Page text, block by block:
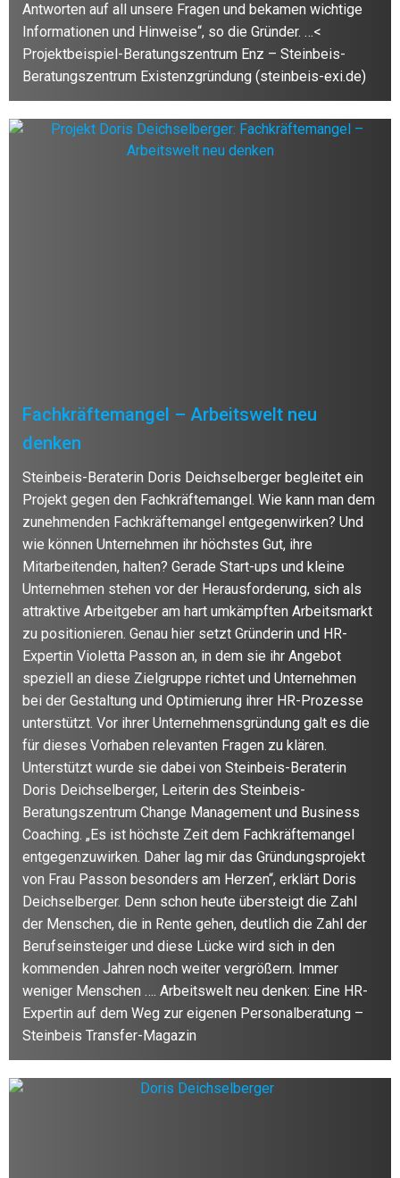
Antworten auf all unsere Fragen und bekamen wichtige
Informationen und Hinweise“, so die Gründer. …<
Projektbeispiel-Beratungszentrum Enz – Steinbeis-
Beratungszentrum Existenzgründung (steinbeis-exi.de)
Fachkräftemangel – Arbeitswelt neu
denken
Steinbeis-Beraterin Doris Deichselberger begleitet ein
Projekt gegen den Fachkräftemangel. Wie kann man dem
zunehmenden Fachkräftemangel entgegenwirken? Und
wie können Unternehmen ihr höchstes Gut, ihre
Mitarbeitenden, halten? Gerade Start-ups und kleine
Unternehmen stehen vor der Herausforderung, sich als
attraktive Arbeitgeber am hart umkämpften Arbeitsmarkt
zu positionieren. Genau hier setzt Gründerin und HR-
Expertin Violetta Passon an, in dem sie ihr Angebot
speziell an diese Zielgruppe richtet und Unternehmen
bei der Gestaltung und Optimierung ihrer HR-Prozesse
unterstützt. Vor ihrer Unternehmensgründung galt es die
für dieses Vorhaben relevanten Fragen zu klären.
Unterstützt wurde sie dabei von Steinbeis-Beraterin
Doris Deichselberger, Leiterin des Steinbeis-
Beratungszentrum Change Management und Business
Coaching. „Es ist höchste Zeit dem Fachkräftemangel
entgegenzuwirken. Daher lag mir das Gründungsprojekt
von Frau Passon besonders am Herzen“, erklärt Doris
Deichselberger. Denn schon heute übersteigt die Zahl
der Menschen, die in Rente gehen, deutlich die Zahl der
Berufseinsteiger und diese Lücke wird sich in den
kommenden Jahren noch weiter vergrößern. Immer
weniger Menschen …. Arbeitswelt neu denken: Eine HR-
Expertin auf dem Weg zur eigenen Personalberatung –
Steinbeis Transfer-Magazin